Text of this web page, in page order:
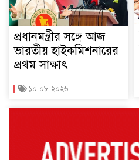
প্রধানমন্ত্রীর সঙ্গে আজ
ভারতীয় হাইকমিশনারের
প্রথম সাক্ষাৎ
১০-০৮-২০২৬